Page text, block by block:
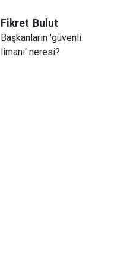
Fikret Bulut
Başkanların 'güvenli
limanı' neresi?